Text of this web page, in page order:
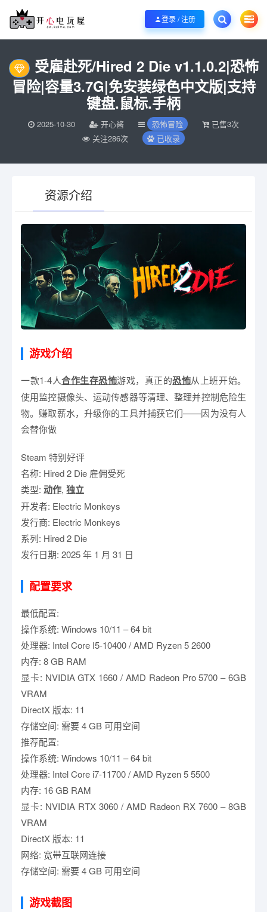
欢迎您光临开心电玩屋，本站专注分享精品整合游戏！销售只是起点！服务永无
登录 / 注册
当前位置： 开心电玩屋 恐怖冒险 >受雇赴死/Hired 2 Die
受雇赴死/Hired 2 Die v1.1.0.2|恐怖
冒险|容量3.7G|免安装绿色中文版|支持
键盘.鼠标.手柄
2025-10-30 开心酱 恐怖冒险
已售3次
关注286次
已收录
资源介绍
有疑问？请点击复制链接咨询！
游戏介绍
一款1-4人合作生存恐怖游戏，真正的恐怖从上班开始。
使用监控摄像头、运动传感器等清理、整理并控制危险生
物。赚取薪水，升级你的工具并捕获它们——因为没有人
会替你做
Steam 特别好评
名称: Hired 2 Die 雇佣受死
类型: 动作, 独立
开发者: Electric Monkeys
发行商: Electric Monkeys
系列: Hired 2 Die
发行日期: 2025 年 1 月 31 日
配置要求
最低配置:
操作系统: Windows 10/11 – 64 bit
处理器: Intel Core I5-10400 / AMD Ryzen 5 2600
内存: 8 GB RAM
显卡: NVIDIA GTX 1660 / AMD Radeon Pro 5700 – 6GB
VRAM
DirectX 版本: 11
存储空间: 需要 4 GB 可用空间
推荐配置:
操作系统: Windows 10/11 – 64 bit
处理器: Intel Core i7-11700 / AMD Ryzen 5 5500
内存: 16 GB RAM
显卡: NVIDIA RTX 3060 / AMD Radeon RX 7600 – 8GB
VRAM
DirectX 版本: 11
网络: 宽带互联网连接
存储空间: 需要 4 GB 可用空间
游戏截图